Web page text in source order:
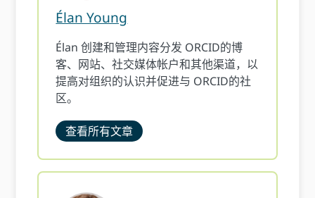
Élan Young
Élan 创建和管理内容分发 ORCID的博
客、网站、社交媒体帐户和其他渠道，以
提高对组织的认识并促进与 ORCID的社
区。
查看所有文章